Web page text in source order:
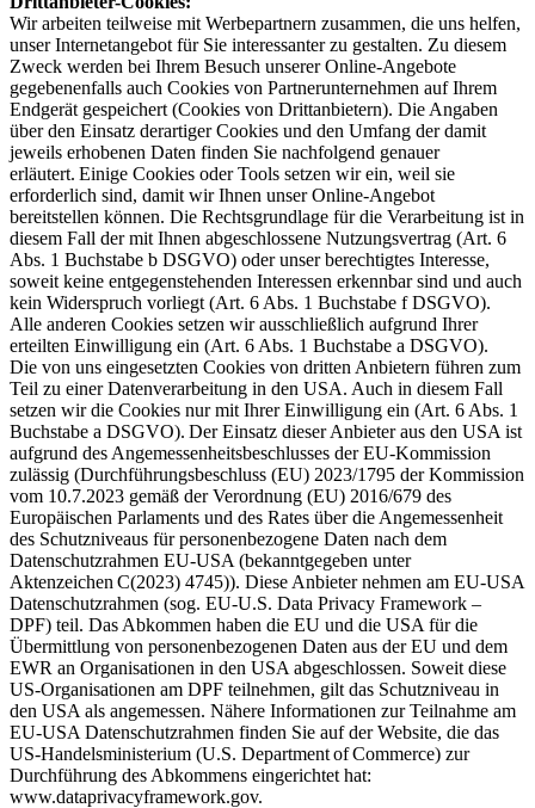
Wir arbeiten teilweise mit Werbepartnern zusammen, die uns helfen,
unser Internetangebot für Sie interessanter zu gestalten. Zu diesem
Zweck werden bei Ihrem Besuch unserer Online-Angebote
gegebenenfalls auch Cookies von Partnerunternehmen auf Ihrem
Endgerät gespeichert (Cookies von Drittanbietern). Die Angaben
über den Einsatz derartiger Cookies und den Umfang der damit
jeweils erhobenen Daten finden Sie nachfolgend genauer
erläutert. Einige Cookies oder Tools setzen wir ein, weil sie
erforderlich sind, damit wir Ihnen unser Online-Angebot
bereitstellen können. Die Rechtsgrundlage für die Verarbeitung ist in
diesem Fall der mit Ihnen abgeschlossene Nutzungsvertrag (Art. 6
Abs. 1 Buchstabe b DSGVO) oder unser berechtigtes Interesse,
soweit keine entgegenstehenden Interessen erkennbar sind und auch
kein Widerspruch vorliegt (Art. 6 Abs. 1 Buchstabe f DSGVO).
Alle anderen Cookies setzen wir ausschließlich aufgrund Ihrer
erteilten Einwilligung ein (Art. 6 Abs. 1 Buchstabe a DSGVO).
Die von uns eingesetzten Cookies von dritten Anbietern führen zum
Teil zu einer Datenverarbeitung in den USA. Auch in diesem Fall
setzen wir die Cookies nur mit Ihrer Einwilligung ein (Art. 6 Abs. 1
Buchstabe a DSGVO). Der Einsatz dieser Anbieter aus den USA ist
aufgrund des Angemessenheitsbeschlusses der EU-Kommission
zulässig (Durchführungsbeschluss (EU) 2023/1795 der Kommission
vom 10.7.2023 gemäß der Verordnung (EU) 2016/679 des
Europäischen Parlaments und des Rates über die Angemessenheit
des Schutzniveaus für personenbezogene Daten nach dem
Datenschutzrahmen EU-USA (bekanntgegeben unter
Aktenzeichen C(2023) 4745)). Diese Anbieter nehmen am EU-USA
Datenschutzrahmen (sog. EU-U.S. Data Privacy Framework –
DPF) teil. Das Abkommen haben die EU und die USA für die
Übermittlung von personenbezogenen Daten aus der EU und dem
EWR an Organisationen in den USA abgeschlossen. Soweit diese
US-Organisationen am DPF teilnehmen, gilt das Schutzniveau in
den USA als angemessen. Nähere Informationen zur Teilnahme am
EU-USA Datenschutzrahmen finden Sie auf der Website, die das
US-Handelsministerium (U.S. Department of Commerce) zur
Durchführung des Abkommens eingerichtet hat:
www.dataprivacyframework.gov.